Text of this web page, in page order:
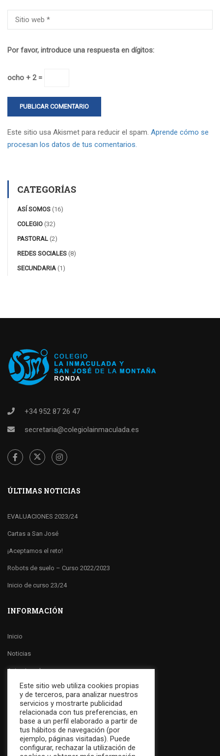
Por favor, introduce una respuesta en dígitos:
ocho + 2 =
Este sitio usa Akismet para reducir el spam. Aprende cómo se
procesan los datos de tus comentarios.
CATEGORÍAS
ASÍ SOMOS (16)
COLEGIO (32)
PASTORAL (2)
REDES SOCIALES (8)
SECUNDARIA (1)
+34 952 87 26 47
secretaria@colegiolainmaculada.es
ÚLTIMAS NOTICIAS
EVALUACIONES 2023/24
Cartas a San José
¡Aceptamos el reto!
Robots de suelo – Curso 2022/2023
Inicio de curso 23/24
INFORMACIÓN
Inicio
Noticias
Aviso Legal
Política de Cookies
Política de Privacidad
Canal Ético
Contactar
Este sitio web utiliza cookies propias
y de terceros, para analizar nuestros
servicios y mostrarte publicidad
relacionada con tus preferencias, en
base a un perfil elaborado a partir de
tus hábitos de navegación (por
ejemplo, páginas visitadas). Puede
configurar, rechazar la utilización de